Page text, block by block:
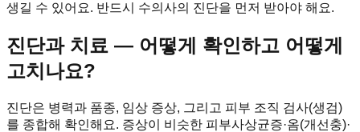
생길 수 있어요. 반드시 수의사의 진단을 먼저 받아야 해요.
진단과 치료 — 어떻게 확인하고 어떻게
고치나요?
진단은 병력과 품종, 임상 증상, 그리고 피부 조직 검사(생검)
를 종합해 확인해요. 증상이 비슷한 피부사상균증·옴(개선충)·